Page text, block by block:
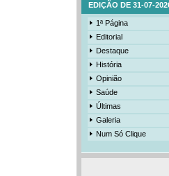
EDIÇÃO DE 31-07-
1ª Página
Editorial
Destaque
História
Opinião
Saúde
Últimas
Galeria
Num Só Clique